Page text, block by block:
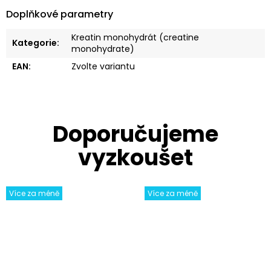
Více za méně Více za méně
Doplňkové parametry
Kategorie:
Kreatin monohydrát (creatine
monohydrate)
EAN: Zvolte variantu